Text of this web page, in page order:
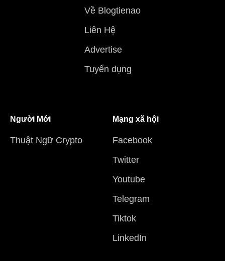
Về Blogtienao
Liên Hệ
Advertise
Tuyển dụng
Người Mới
Thuật Ngữ Crypto
Mạng xã hội
Facebook
Twitter
Youtube
Telegram
Tiktok
LinkedIn